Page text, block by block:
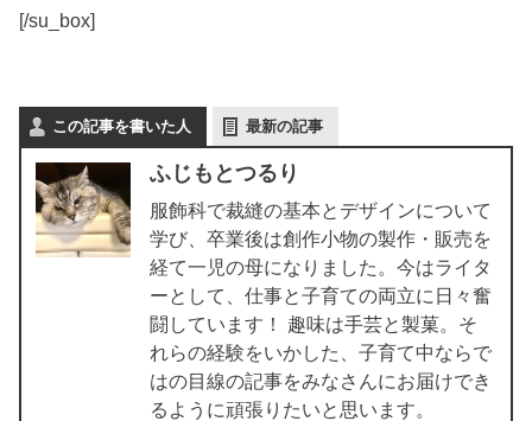
[/su_box]
この記事を書いた人 最新の記事
ふじもとつるり
服飾科で裁縫の基本とデザインについて
学び、卒業後は創作小物の製作・販売を
経て一児の母になりました。今はライタ
ーとして、仕事と子育ての両立に日々奮
闘しています！ 趣味は手芸と製菓。そ
れらの経験をいかした、子育て中ならで
はの目線の記事をみなさんにお届けでき
るように頑張りたいと思います。